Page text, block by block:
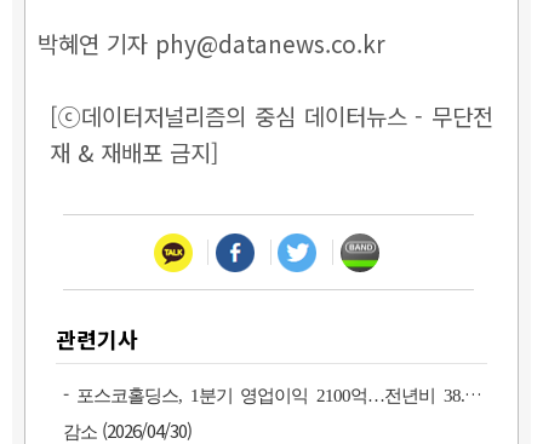
박혜연 기자 phy@datanews.co.kr
[ⓒ데이터저널리즘의 중심 데이터뉴스 - 무단전
재 & 재배포 금지]
관련기사
- 포스코홀딩스, 1분기 영업이익 2100억…전년비 38.4%
감소 (2026/04/30)